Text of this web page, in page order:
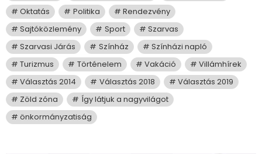
Oktatás
Politika
Rendezvény
Sajtóközlemény
Sport
Szarvas
Szarvasi Járás
Színház
Színházi napló
Turizmus
Történelem Vakáció
Villámhírek
Választás 2014
Választás 2018
Választás 2019
Zöld zóna
Így látjuk a nagyvilágot
önkormányzatiság